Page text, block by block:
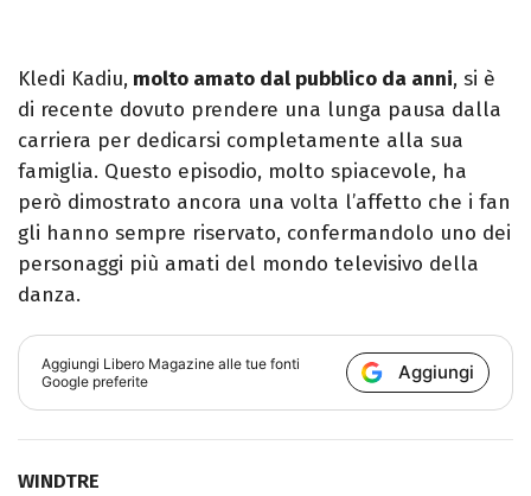
Kledi Kadiu, molto amato dal pubblico da anni, si è
di recente dovuto prendere una lunga pausa dalla
carriera per dedicarsi completamente alla sua
famiglia. Questo episodio, molto spiacevole, ha
però dimostrato ancora una volta l’affetto che i fan
gli hanno sempre riservato, confermandolo uno dei
personaggi più amati del mondo televisivo della
danza.
Aggiungi Libero Magazine alle tue fonti
Google preferite
Aggiungi
WINDTRE